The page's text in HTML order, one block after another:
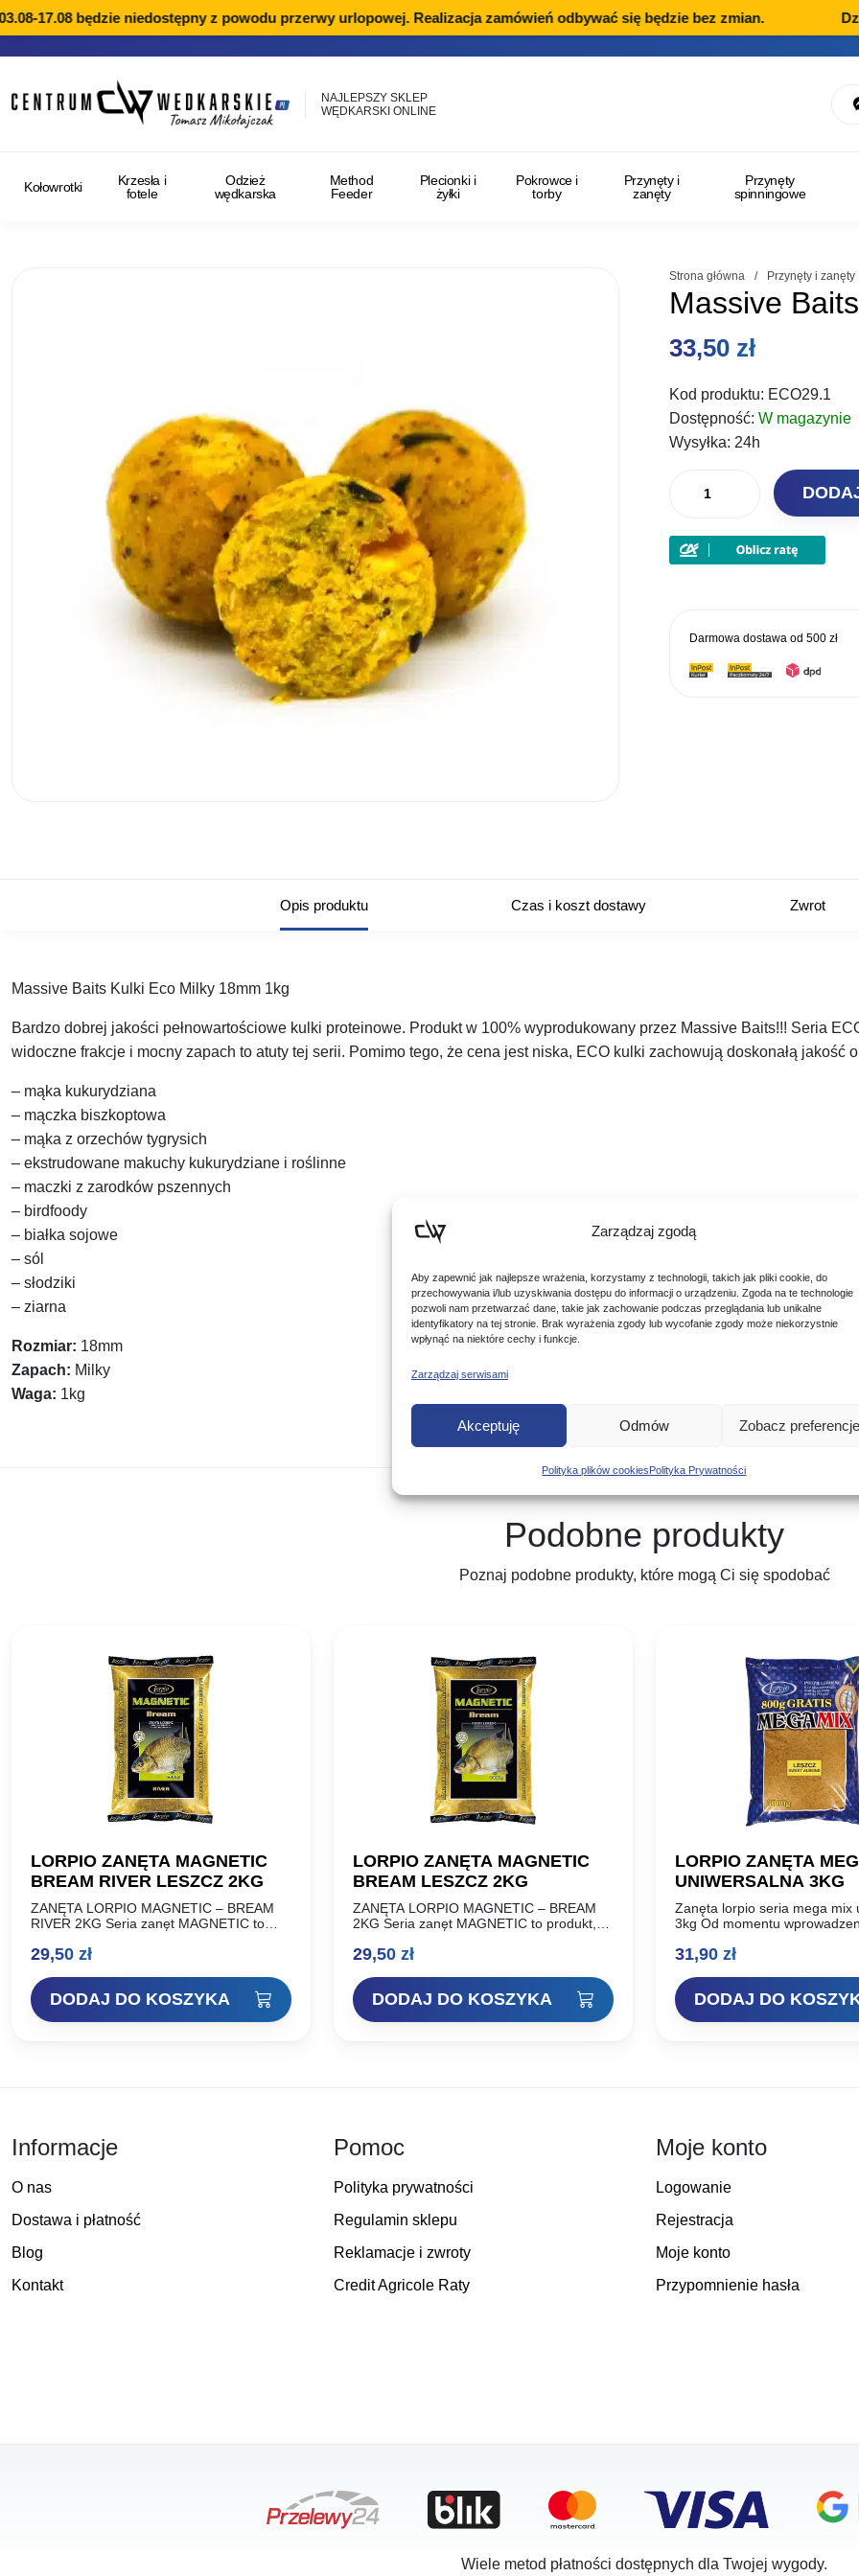
Zarządzaj zgodą
Aby zapewnić jak najlepsze wrażenia, korzystamy z technologii, takich jak pliki cookie, do
przechowywania i/lub uzyskiwania dostępu do informacji o urządzeniu. Zgoda na te technologie
pozwoli nam przetwarzać dane, takie jak zachowanie podczas przeglądania lub unikalne
identyfikatory na tej stronie. Brak wyrażenia zgody lub wycofanie zgody może niekorzystnie
wpłynąć na niektóre cechy i funkcje.
Zarządzaj serwisami
Akceptuję Odmów Zobacz preferencje
Polityka plików cookiesPolityka Prywatności
17.08 będzie niedostępny z powodu przerwy urlopowej. Realizacja zamówień odbywać się będzie bez zmian. Dział
NAJLEPSZY SKLEP
WĘDKARSKI ONLINE
Kołowrotki
Krzesła i
fotele
Odzież
wędkarska
Method
Feeder
Plecionki i
żyłki
Pokrowce i
torby
Przynęty i
zanęty
Przynęty
spinningowe
Strona główna / Przynęty i zanęty
Massive
33,50 zł
Kod produktu: ECO29.1
Dostępność:W magazynie
Wysyłka:24h
Massive
Kulki
1kgDarmowa dostawa od500 zł
Opis produktu Czas i koszt dostawy Zwrot
Massive Baits Kulki Eco Milky 18mm 1kg
Bardzo dobrej jakości pełnowartościowe kulki proteinowe. Produkt w 100% wyprodukowany przez Massive Baits!!! Seria
widoczne frakcje i mocny zapach to atuty tej serii. Pomimo tego, że cena jest niska, ECO kulki zachowują doskonałą
– mąka kukurydziana
– mączka biszkoptowa
– mąka z orzechów tygrysich
– ekstrudowane makuchy kukurydziane i roślinne
– maczki z zarodków pszennych
– birdfoody
– białka sojowe
– sól
– słodziki
– ziarna
Rozmiar: 18mm
Zapach: Milky
Waga: 1kg
Podobne produkty
Poznaj podobne produkty, które mogą Ci się spodobać
LORPIO ZANĘTA MAGNETIC
BREAM RIVER LESZCZ 2KG
ZANĘTA LORPIO MAGNETIC – BREAM
RIVER 2KG Seria zanęt MAGNETIC to
momentu wprowadzenia do sprzedaży
29,50 zł
DODAJ DO KOSZYKA
LORPIO ZANĘTA MAGNETIC
BREAM LESZCZ 2KG
ZANĘTA LORPIO MAGNETIC – BREAM
2KG Seria zanęt MAGNETIC to produkt,
wprowadzenia do sprzedaży możemy w
29,50 zł
DODAJ DO KOSZYKA
LORPIO ZANĘTA
UNIWERSALNA 3KG
Zanęta lorpio seria mega mix
3kg Od momentu
Ceniona przez wędkarzy za
31,90 zł
DODAJ DO
Informacje
O nas
Dostawa i płatność
Blog
Kontakt
Pomoc
Polityka prywatności
Regulamin sklepu
Reklamacje i zwroty
Credit Agricole Raty
Moje konto
Logowanie
Rejestracja
Moje konto
Przypomnienie hasła
Wiele metod płatności dostępnych dla Twojej wygody.